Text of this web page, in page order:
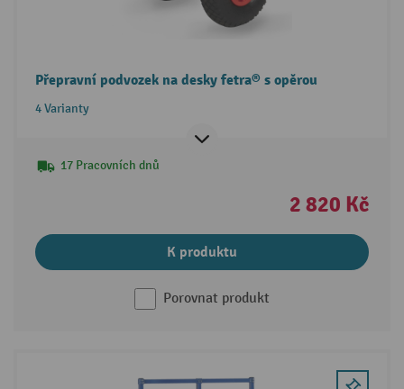
Přepravní podvozek na desky fetra® s opěrou
4 Varianty
17 Pracovních dnů
2 820 Kč
K produktu
Porovnat produkt